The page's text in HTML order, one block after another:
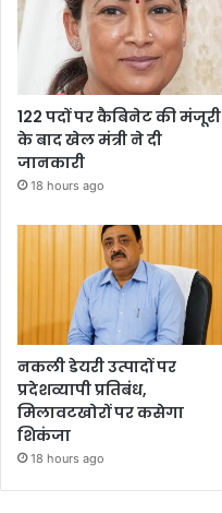
122 पदों पर कैबिनेट की मंजूरी
के बाद खेल मंत्री ने दी
जानकारी
18 hours ago
नकली डेयरी उत्पादों पर
प्रदेशव्यापी प्रतिबंध,
मिलावटखोरों पर कसेगा
शिकंजा
18 hours ago